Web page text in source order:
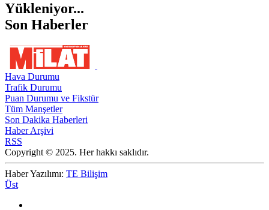
Yükleniyor...
Son Haberler
Hava Durumu
Trafik Durumu
Puan Durumu ve Fikstür
Tüm Manşetler
Son Dakika Haberleri
Haber Arşivi
RSS
Copyright © 2025. Her hakkı saklıdır.
Haber Yazılımı: TE Bilişim
Üst